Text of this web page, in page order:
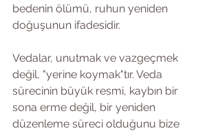
bedenin ölümü, ruhun yeniden
doğuşunun ifadesidir.
Vedalar, unutmak ve vazgeçmek
değil, "yerine koymak"tır. Veda
sürecinin büyük resmi, kaybın bir
sona erme değil, bir yeniden
düzenleme süreci olduğunu bize